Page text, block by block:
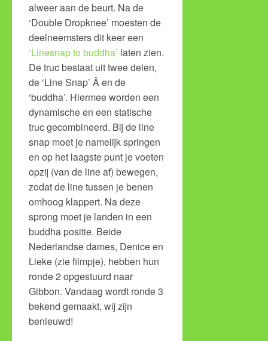
alweer aan de beurt. Na de
‘Double Dropknee’ moesten de
deelneemsters dit keer een
‘Linesnap to buddha’ laten zien.
De truc bestaat uit twee delen,
de ‘Line Snap’ Â en de
‘buddha’. Hiermee worden een
dynamische en een statische
truc gecombineerd. Bij de line
snap moet je namelijk springen
en op het laagste punt je voeten
opzij (van de line af) bewegen,
zodat de line tussen je benen
omhoog klappert. Na deze
sprong moet je landen in een
buddha positie. Beide
Nederlandse dames, Denice en
Lieke (zie filmpje), hebben hun
ronde 2 opgestuurd naar
Gibbon. Vandaag wordt ronde 3
bekend gemaakt, wij zijn
benieuwd!